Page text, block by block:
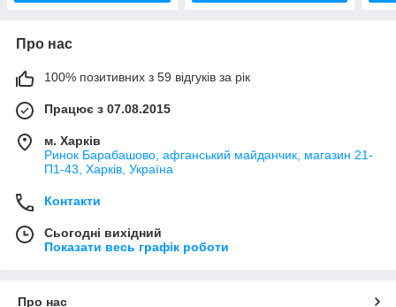
Про нас
100% позитивних з 59 відгуків за рік
Працює з 07.08.2015
м. Харків
Ринок Барабашово, афганський майданчик, магазин 21-
П1-43, Харків, Україна
Контакти
Сьогодні вихідний
Показати весь графік роботи
Про нас